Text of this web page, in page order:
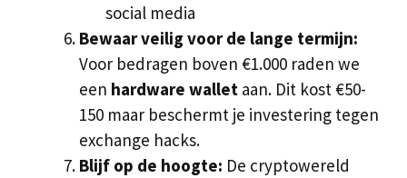
social media
Bewaar veilig voor de lange termijn:
Voor bedragen boven €1.000 raden we
een hardware wallet aan. Dit kost €50-
150 maar beschermt je investering tegen
exchange hacks.
Blijf op de hoogte: De cryptowereld